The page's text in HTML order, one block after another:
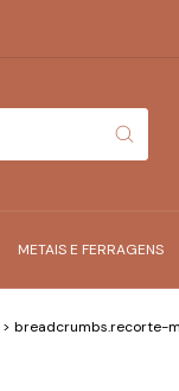
METAIS E FERRAGENS
> breadcrumbs.recorte-